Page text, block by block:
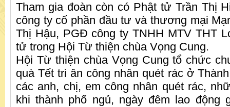
Tham gia đoàn còn có Phật tử Trần Thị
công ty cổ phần đầu tư và thương mại
Thị Hậu, PGĐ công ty TNHH MTV THT
tử trong Hội Từ thiện chùa Vọng Cung.
Hội Từ thiện chùa Vọng Cung tổ chức
quà Tết tri ân công nhân quét rác ở
các anh, chị, em công nhân quét rác,
khi thành phố ngủ, ngày đêm lao động